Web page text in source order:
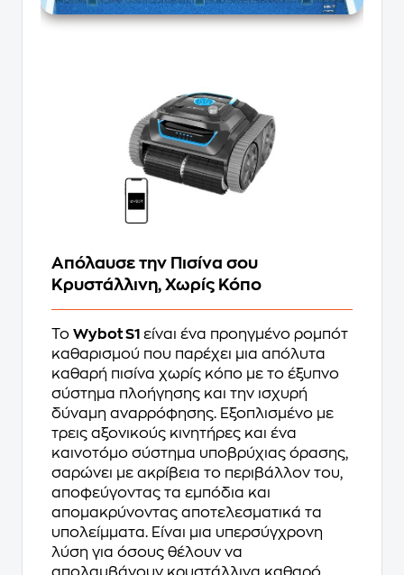
Απόλαυσε την Πισίνα σου
Κρυστάλλινη, Χωρίς Κόπο
Το Wybot S1 είναι ένα προηγμένο ρομπότ
καθαρισμού που παρέχει μια απόλυτα
καθαρή πισίνα χωρίς κόπο με το έξυπνο
σύστημα πλοήγησης και την ισχυρή
δύναμη αναρρόφησης. Εξοπλισμένο με
τρεις αξονικούς κινητήρες και ένα
καινοτόμο σύστημα υποβρύχιας όρασης,
σαρώνει με ακρίβεια το περιβάλλον του,
αποφεύγοντας τα εμπόδια και
απομακρύνοντας αποτελεσματικά τα
υπολείμματα. Είναι μια υπερσύγχρονη
λύση για όσους θέλουν να